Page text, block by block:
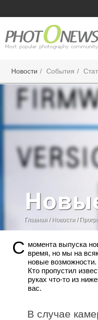
Новости События
Главная / Новости /
С момента выпуска
время, но мы на
новые
Кто пропустил
руках что-то из
вас.
В случае